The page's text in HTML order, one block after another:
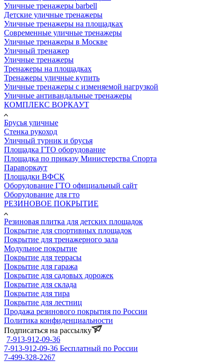
Уличные тренажеры barbell
Детские уличные тренажеры
Уличные тренажеры на площадках
Современные уличные тренажеры
Уличные тренажеры в Москве
Уличный тренажер
Уличные тренажеры
Тренажеры на площадках
Тренажеры уличные купить
Уличные тренажеры с изменяемой нагрузкой
Уличные антивандальные тренажеры
КОМПЛЕКС ВОРКАУТ
Брусья уличные
Стенка рукоход
Уличный турник и брусья
Площадка ГТО оборудование
Площадка по приказу Министерства Спорта
Параворкаут
Площадки ВФСК
Оборудование ГТО официальный сайт
Оборудование для гто
РЕЗИНОВОЕ ПОКРЫТИЕ
Резиновая плитка для детских площадок
Покрытие для спортивных площадок
Покрытие для тренажерного зала
Модульное покрытие
Покрытие для террасы
Покрытие для гаража
Покрытие для садовых дорожек
Покрытие для склада
Покрытие для тира
Покрытие для лестниц
Продажа резинового покрытия по России
Политика конфиденциальности
Подписаться на рассылку
7-913-912-09-36
7-913-912-09-36 Бесплатный по России
7-499-328-2267